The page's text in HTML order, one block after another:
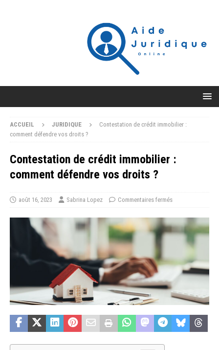
ACCUEIL JURIDIQUE
Contestation de crédit immobilier :
comment défendre vos droits ?
Contestation de crédit immobilier :
comment défendre vos droits ?
août 16, 2023 Sabrina Lopez Commentaires fermés